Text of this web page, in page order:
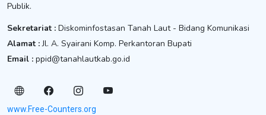
Publik.
Sekretariat : Diskominfostasan Tanah Laut - Bidang Komunikasi
Alamat : Jl. A. Syairani Komp. Perkantoran Bupati
Email : ppid@tanahlautkab.go.id
www.Free-Counters.org